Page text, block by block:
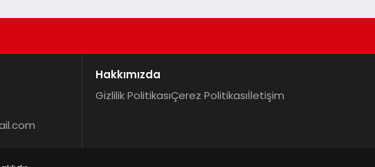
Hakkımızda
Gizlilik PolitikasıÇerez Politikasıİletişim